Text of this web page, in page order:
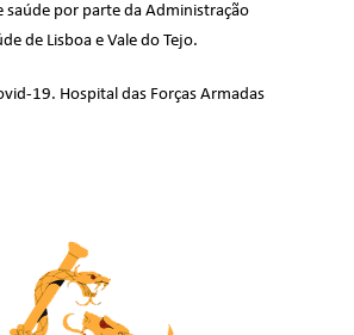
saúde por parte da Administração
de Lisboa e Vale do Tejo.
19. Hospital das Forças Armadas